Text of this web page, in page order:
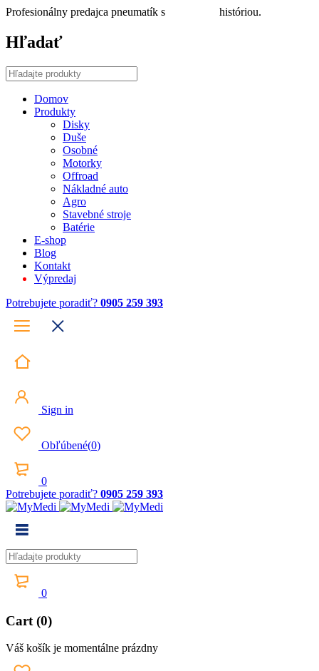
Profesionálny predajca pneumatík s históriou.
Hľadať
Domov
Produkty
Disky
Duše
Osobné
Motorky
Offroad
Nákladné auto
Agro
Stavebné stroje
Batérie
E-shop
Blog
Kontakt
Výpredaj
Potrebujete poradiť? 0905 259 393
Sign in
Obľúbené(0)
0
Potrebujete poradiť? 0905 259 393
0
Cart (0)
Váš košík je momentálne prázdny